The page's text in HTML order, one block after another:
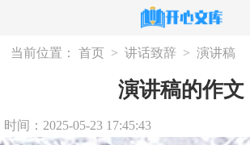
当前位置： 首页 > 讲话致辞 > 演讲稿
演讲稿的作文
时间：2025-05-23 17:45:43